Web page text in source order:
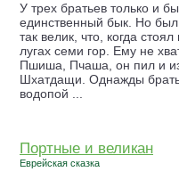
У трех братьев только и
единственный бык. Но
так велик, что, когда
лугах семи гор. Ему не
Пшиша, Пчаша, он пил и из
Шхатдащи. Однажды
водопой ...
Портные и великан
Еврейская сказка